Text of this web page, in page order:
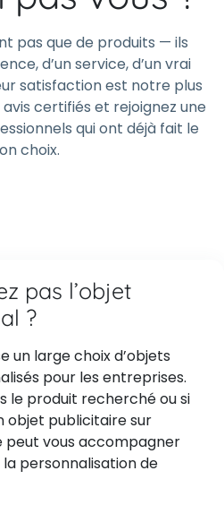
pas que de produits — ils
d’un service, d’un vrai
satisfaction est notre plus
certifiés et rejoignez une
qui ont déjà fait le
choix.
pas l’objet
?
un large choix d’objets
pour les entreprises.
le produit recherché ou si
objet publicitaire sur
peut vous accompagner
personnalisation de